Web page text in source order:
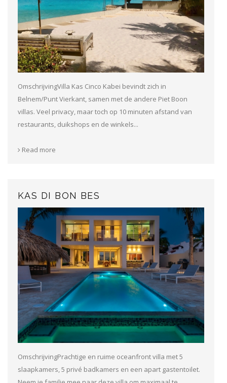
OmschrijvingVilla Kas Cinco Kabei bevindt zich in
Belnem/Punt Vierkant, samen met de andere Piet Boon
villas. Veel privacy, maar toch op 10 minuten afstand van
restaurants, duikshops en de winkels...
Read more
KAS DI BON BES
OmschrijvingPrachtige en ruime oceanfront villa met 5
slaapkamers, 5 privé badkamers en een apart gastentoilet.